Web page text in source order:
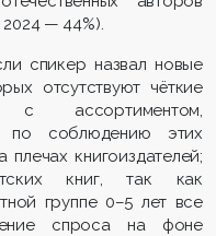
— 44%).
спикер назвал новые
отсутствуют чёткие
ассортиментом,
по соблюдению этих
книгоиздателей;
книг, так как
группе 0–5 лет все
спроса на фоне